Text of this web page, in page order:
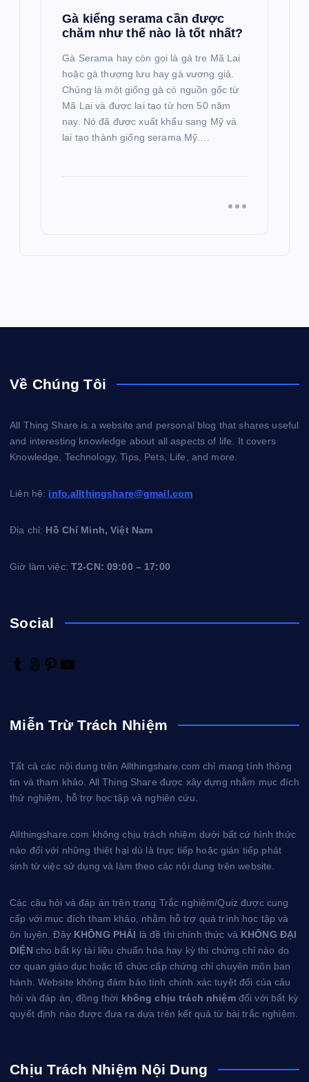
Gà kiểng serama cần được
chăm như thế nào là tốt nhất?
Gà Serama hay còn gọi là gà tre Mã Lai
hoặc gà thượng lưu hay gà vương giả.
Chúng là một giống gà có nguồn gốc từ
Mã Lai và được lai tạo từ hơn 50 năm
nay. Nó đã được xuất khẩu sang Mỹ và
lai tạo thành giống serama Mỹ.…
Về Chúng Tôi
All Thing Share is a website and personal blog that shares useful
and interesting knowledge about all aspects of life. It covers
Knowledge, Technology, Tips, Pets, Life, and more.
Liên hệ: info.allthingshare@gmail.com
Địa chỉ: Hồ Chí Minh, Việt Nam
Giờ làm việc:T2-CN: 09:00 – 17:00
Social
T
l
5
x
P
e
u
Miễn Trừ Trách Nhiệm
Tất cả các nội dung trên Allthingshare.com chỉ mang tính thông
tin và tham khảo. All Thing Share được xây dựng nhằm mục đích
thử nghiệm, hỗ trợ học tập và nghiên cứu.
Allthingshare.com không chịu trách nhiệm dưới bất cứ hình thức
nào đối với những thiệt hại dù là trực tiếp hoặc gián tiếp phát
sinh từ việc sử dụng và làm theo các nội dung trên website.
Các câu hỏi và đáp án trên trang Trắc nghiệm/Quiz được cung
cấp với mục đích tham khảo, nhằm hỗ trợ quá trình học tập và
ôn luyện. Đây KHÔNG PHẢI là đề thi chính thức và KHÔNG ĐẠI
DIỆN cho bất kỳ tài liệu chuẩn hóa hay kỳ thi chứng chỉ nào do
cơ quan giáo dục hoặc tổ chức cấp chứng chỉ chuyên môn ban
hành. Website không đảm bảo tính chính xác tuyệt đối của câu
hỏi và đáp án, đồng thời không chịu trách nhiệmđối với bất kỳ
quyết định nào được đưa ra dựa trên kết quả từ bài trắc nghiệm.
Chịu Trách Nhiệm Nội Dung